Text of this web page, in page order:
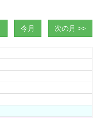
今月 次の月 >>